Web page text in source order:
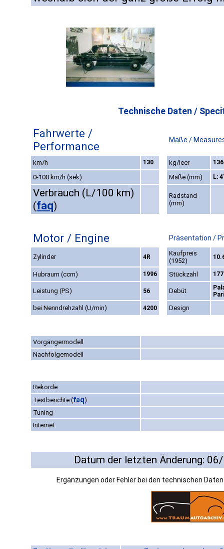
Technische Daten /
Fahrwerte /
Performance
Maße /
km/h 130 kg/leer
0-100 km/h (sek) Maße (mm) L:
Verbrauch (L/100 km)
(faq)
Radstand
(mm)
Motor / Engine Präsentation /
Zylinder 4R
Kaufpreis
(1952)
Hubraum (ccm) 1996 Stückzahl
Leistung (PS) 56 Debüt
bei Nenndrehzahl (U/min) 4200 Design
Vorgängermodell
Nachfolgemodell
Rekorde
Testberichte (faq)
Tuning
Internet
Datum der letzten Änderung:
Ergänzungen oder Fehler bei den technischen